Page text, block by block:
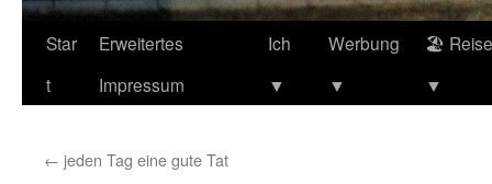
Star
t
Erweitertes
Impressum
Ich
▼
Werbung
▼
🏖
▼
← jeden Tag eine gute Tat